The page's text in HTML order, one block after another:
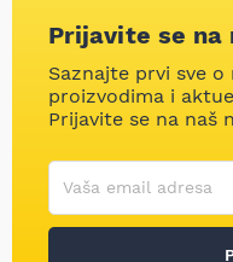
Prijavite se na
Saznajte prvi sve o
proizvodima i
Prijavite se na naš
Korisničko ime
Vaša email adresa